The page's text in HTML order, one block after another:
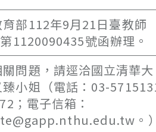
部112年9月21日臺教師
1120090435號函辦理。
問題，請逕洽國立清華大
臻小姐（電話：03-
；電子信箱：
。